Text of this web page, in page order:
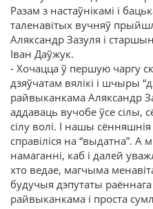
Разам з настаўнікамі і
таленавітых вучняў
Аляксандр Зазуля і
Іван Даўжук.
- Хочацца ў першую чаргу
дзяўчатам вялікі і шчыры
райвыканкама Аляксандр
аддаваць вучобе ўсе сілы,
сілу волі. І нашы сённяшнія
справіліся на “выдатна”.
намаганні, каб і далей
хто ведае, магчыма
будучыя дэпутаты
райвыканкама і проста